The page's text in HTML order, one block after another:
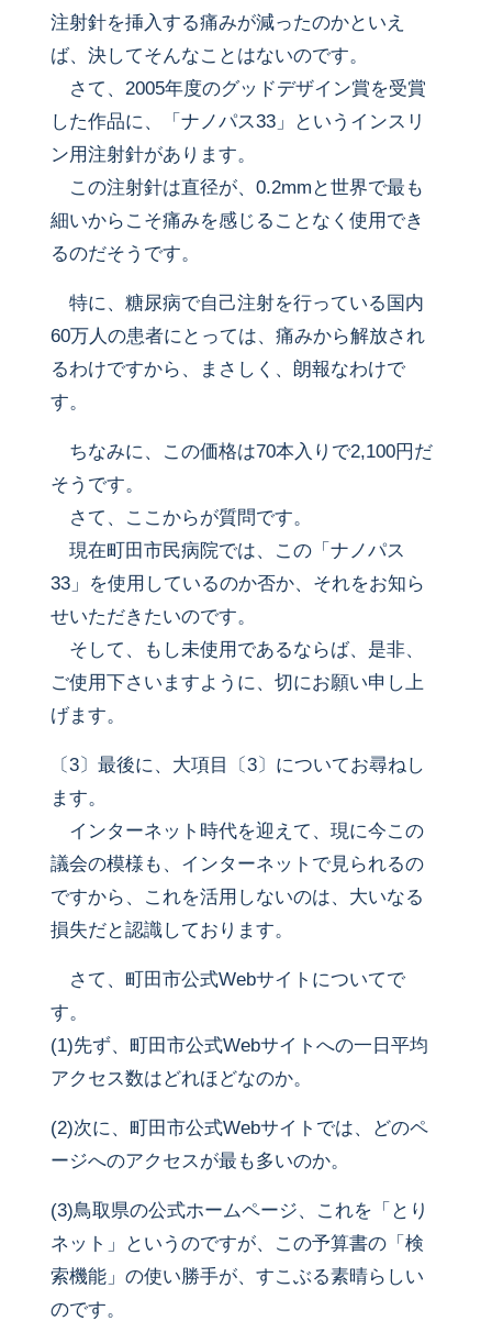
注射針を挿入する痛みが減ったのかといえ
ば、決してそんなことはないのです。
さて、2005年度のグッドデザイン賞を受賞
した作品に、「ナノパス33」というインスリ
ン用注射針があります。
この注射針は直径が、0.2mmと世界で最も
細いからこそ痛みを感じることなく使用でき
るのだそうです。
特に、糖尿病で自己注射を行っている国内
60万人の患者にとっては、痛みから解放され
るわけですから、まさしく、朗報なわけで
す。
ちなみに、この価格は70本入りで2,100円だ
そうです。
さて、ここからが質問です。
現在町田市民病院では、この「ナノパス
33」を使用しているのか否か、それをお知ら
せいただきたいのです。
そして、もし未使用であるならば、是非、
ご使用下さいますように、切にお願い申し上
げます。
〔3〕最後に、大項目〔3〕についてお尋ねし
ます。
インターネット時代を迎えて、現に今この
議会の模様も、インターネットで見られるの
ですから、これを活用しないのは、大いなる
損失だと認識しております。
さて、町田市公式Webサイトについてで
す。
(1)先ず、町田市公式Webサイトへの一日平均
アクセス数はどれほどなのか。
(2)次に、町田市公式Webサイトでは、どのペ
ージへのアクセスが最も多いのか。
(3)鳥取県の公式ホームページ、これを「とり
ネット」というのですが、この予算書の「検
索機能」の使い勝手が、すこぶる素晴らしい
のです。